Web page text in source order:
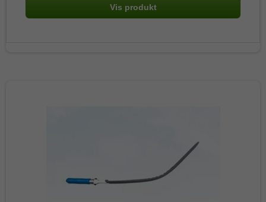
Vis produkt